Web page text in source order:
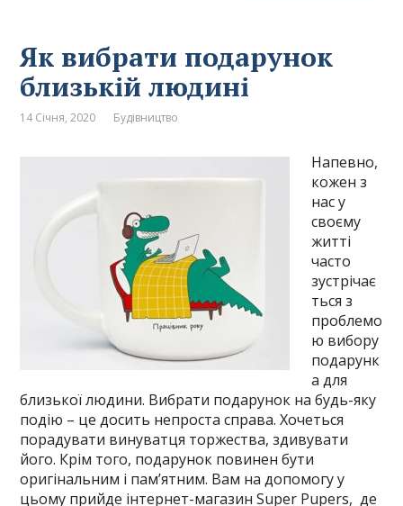
Як вибрати подарунок
близькій людині
14 Січня, 2020 Будівництво
Напевно,
кожен з
нас у
своєму
житті
часто
зустрічає
ться з
проблемо
ю вибору
подарунк
а для
близької людини. Вибрати подарунок на будь-яку
подію – це досить непроста справа. Хочеться
порадувати винуватця торжества, здивувати
його. Крім того, подарунок повинен бути
оригінальним і пам’ятним. Вам на допомогу у
цьому прийде інтернет-магазин Super Pupers, де